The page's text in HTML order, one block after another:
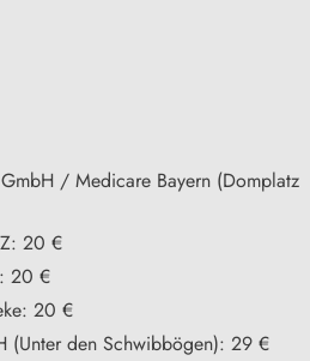
/ Medicare Bayern (Domplatz
20 €
20 €
20 €
(Unter den Schwibbögen): 29 €